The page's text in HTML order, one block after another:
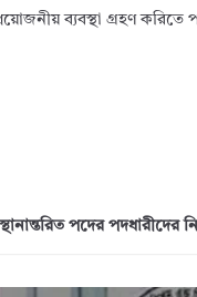
ব্যবস্থা গ্রহণ করিতে
পদের পদধারীদের